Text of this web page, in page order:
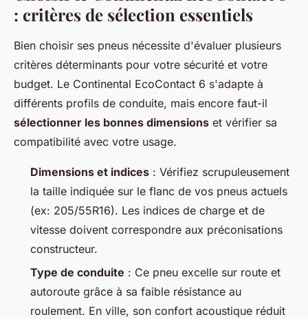
: critères de sélection essentiels
Bien choisir ses pneus nécessite d'évaluer plusieurs
critères déterminants pour votre sécurité et votre
budget. Le Continental EcoContact 6 s'adapte à
différents profils de conduite, mais encore faut-il
sélectionner les bonnes dimensions et vérifier sa
compatibilité avec votre usage.
Dimensions et indices : Vérifiez scrupuleusement
la taille indiquée sur le flanc de vos pneus actuels
(ex: 205/55R16). Les indices de charge et de
vitesse doivent correspondre aux préconisations
constructeur.
Type de conduite : Ce pneu excelle sur route et
autoroute grâce à sa faible résistance au
roulement. En ville, son confort acoustique réduit